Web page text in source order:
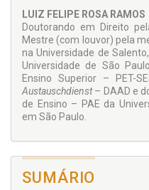
suas diferen­tes
Finalmente, observa-se o
a partir da fun­ção
para o Direito moderno.
estabilizando o
possibilidades decisórias?
para um tema
neoconstitucionalismo no
LUIZ FELIPE ROSA RAMOS
Doutorando em Direito
Mestre (com louvor) pela
na Uni­versidade de
Universidade de São
Ensino Superior – PET-
Austauschdienst– DAAD e
de Ensi­no – PAE da
em São Paulo.
SUMÁRIO